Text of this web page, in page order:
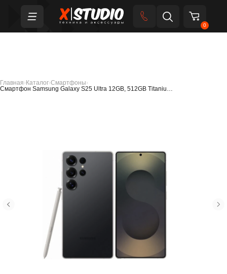
0
Главная› Каталог›Смартфоны›
Смартфон Samsung Galaxy S25 Ultra 12GB, 512GB Titaniu…